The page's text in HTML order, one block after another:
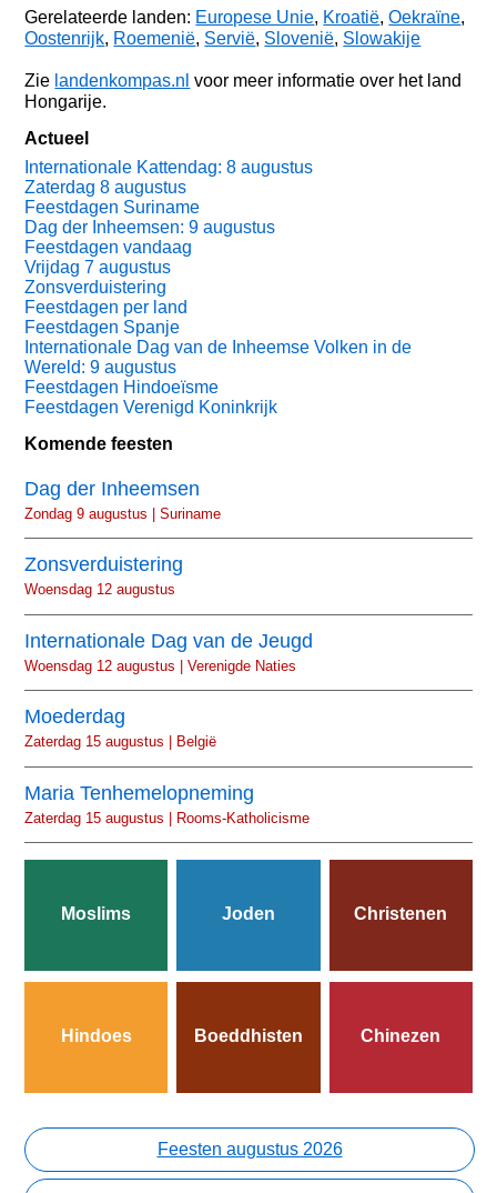
Gerelateerde landen: Europese Unie, Kroatië,Oekraïne,
Oostenrijk, Roemenië, Servië, Slovenië, Slowakije
Zie landenkompas.nl voor meer informatie over het land
Hongarije.
Actueel
Internationale Kattendag: 8 augustus
Zaterdag 8 augustus
Feestdagen Suriname
Dag der Inheemsen: 9 augustus
Feestdagen vandaag
Vrijdag 7 augustus
Zonsverduistering
Feestdagen per land
Feestdagen Spanje
Internationale Dag van de Inheemse Volken in de
Wereld: 9 augustus
Feestdagen Hindoeïsme
Feestdagen Verenigd Koninkrijk
Komende feesten
Dag der Inheemsen
Zondag 9 augustus | Suriname
Zonsverduistering
Woensdag 12 augustus
Internationale Dag van de Jeugd
Woensdag 12 augustus | Verenigde Naties
Moederdag
Zaterdag 15 augustus | België
Maria Tenhemelopneming
Zaterdag 15 augustus | Rooms-Katholicisme
Moslims Joden Christenen
Hindoes Boeddhisten Chinezen
Feesten augustus 2026